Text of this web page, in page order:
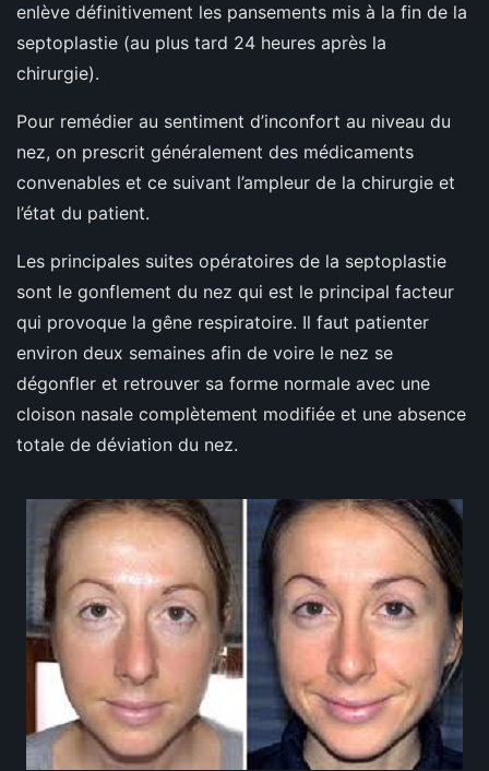
enlève définitivement les pansements mis à la fin de la
septoplastie (au plus tard 24 heures après la
chirurgie).
Pour remédier au sentiment d’inconfort au niveau du
nez, on prescrit généralement des médicaments
convenables et ce suivant l’ampleur de la chirurgie et
l’état du patient.
Les principales suites opératoires de la septoplastie
sont le gonflement du nez qui est le principal facteur
qui provoque la gêne respiratoire. Il faut patienter
environ deux semaines afin de voire le nez se
dégonfler et retrouver sa forme normale avec une
cloison nasale complètement modifiée et une absence
totale de déviation du nez.